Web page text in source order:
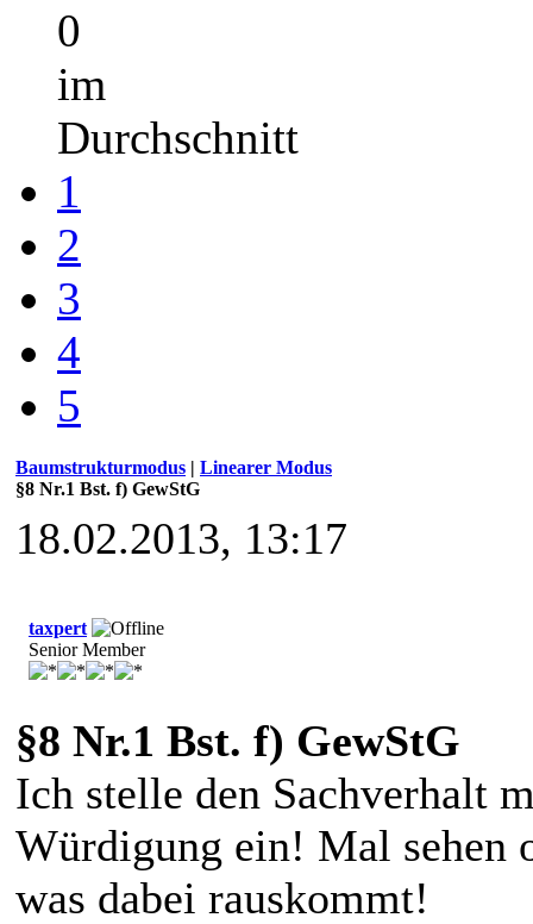
0
im
Durchschnitt
1
2
3
4
5
Baumstrukturmodus | Linearer Modus
§8 Nr.1 Bst. f) GewStG
18.02.2013, 13:17
taxpert
Senior Member
§8 Nr.1 Bst. f) GewStG
Ich stelle den Sachverhalt
Würdigung ein! Mal sehen
was dabei rauskommt!